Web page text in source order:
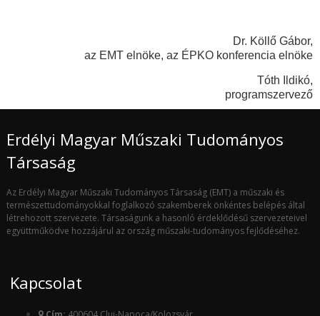
Dr. Köllő Gábor,
az EMT elnöke, az ÉPKO konferencia elnöke
Tóth Ildikó,
programszervező
Erdélyi Magyar Műszaki Tudományos
Társaság
Az Erdélyi Magyar Műszaki Tudományos Társaság (EMT) a műszaki és
természettudományokkal foglalkozó szakemberek önkéntes belépés által
létrehozott szervezete. Társaságunk a hasonló érdeklődésű szervezeteivel
együttműködve hozzájárul az ország műszaki-tudományos fejlődéséhez.
Kapcsolat